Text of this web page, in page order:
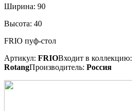
Ширина: 90
Высота: 40
FRIO пуф-стол
Артикул: FRIOВходит в коллекцию:
RotangПроизводитель: Россия